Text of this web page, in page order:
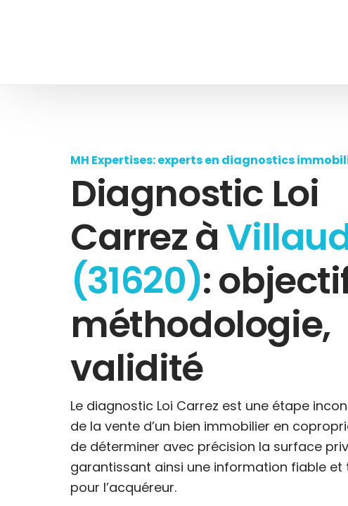
MH Expertises: experts en diagnostics
Diagnostic Loi
Carrez à
(31620):
méthodologie,
validité
Le diagnostic Loi Carrez est une étape
de la vente d’un bien immobilier en
de déterminer avec précision la surface
garantissant ainsi une information fiable
pour l’acquéreur.